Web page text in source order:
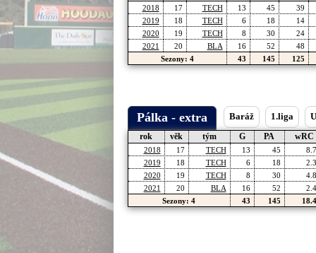
2018 17 TECH 13 45
39
2019
18 TECH 6 18
14
2020
19 TECH 8 30
24
2021
20 BLA 16 52
48
Sezony: 4
43 145 125
Pálka - extra Baráž 1.liga
rok
věk tým G PA wRC
2018 17 TECH 13 45
2019
18 TECH 6 18
2020
19 TECH 8 30
2021
20 BLA 16 52
Sezony: 4
43 145